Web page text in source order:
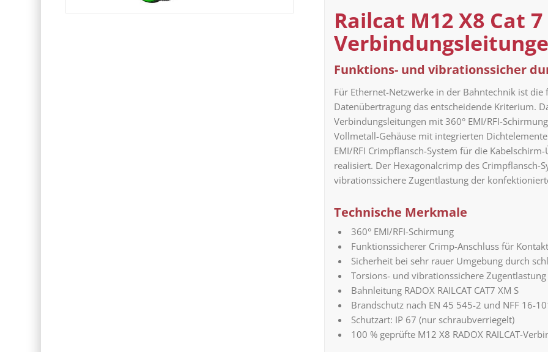
Railcat M12 X8 Cat 7
Funktions- und vibrationssicher
Für Ethernet-Netzwerke in der Bahntechnik ist
Datenübertragung das entscheidende Kriterium.
Verbindungsleitungen mit 360° EMI/RFI-
Vollmetall-Gehäuse mit integrierten
EMI/RFI Crimpflansch-System für die
realisiert. Der Hexagonalcrimp des Crimpflansch-
vibrationssichere Zugentlastung der
Technische Merkmale
360° EMI/RFI-Schirmung
Funktionssicherer Crimp-Anschluss für
Sicherheit bei sehr rauer Umgebung durch
Torsions- und vibrationssichere
Bahnleitung RADOX RAILCAT CAT7 XM S
Brandschutz nach EN 45 545-2 und NFF 16-
Schutzart: IP 67 (nur schraubverriegelt)
100 % geprüfte M12 X8 RADOX RAILCAT-